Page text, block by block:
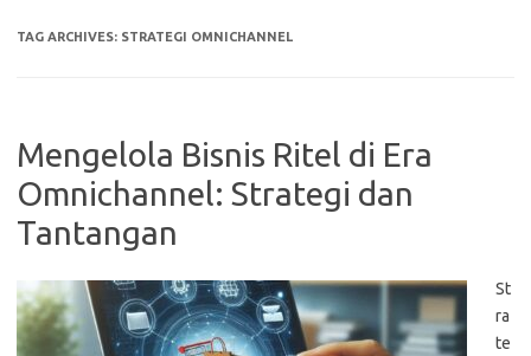
TAG ARCHIVES: STRATEGI OMNICHANNEL
Mengelola Bisnis Ritel di Era
Omnichannel: Strategi dan
Tantangan
St
ra
te